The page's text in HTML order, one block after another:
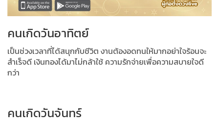
คนเกิดวันอาทิตย์
เป็นช่วงเวลาที่ได้สนุกกับชีวิต งานต้องอดทนให้มากอย่าใจร้อนจะ
สำเร็จดี เงินทองได้มาไม่กล้าใช้ ความรักจ่ายเพื่อความสบายใจดี
กว่า
คนเกิดวันจันทร์